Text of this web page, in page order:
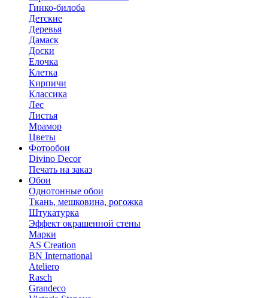
Гинко-билоба
Детские
Деревья
Дамаск
Доски
Елочка
Клетка
Кирпичи
Классика
Лес
Листья
Мрамор
Цветы
Фотообои
Divino Decor
Печать на заказ
Обои
Однотонные обои
Ткань, мешковина, рогожка
Штукатурка
Эффект окрашенной стены
Марки
AS Creation
BN International
Ateliero
Rasch
Grandeco